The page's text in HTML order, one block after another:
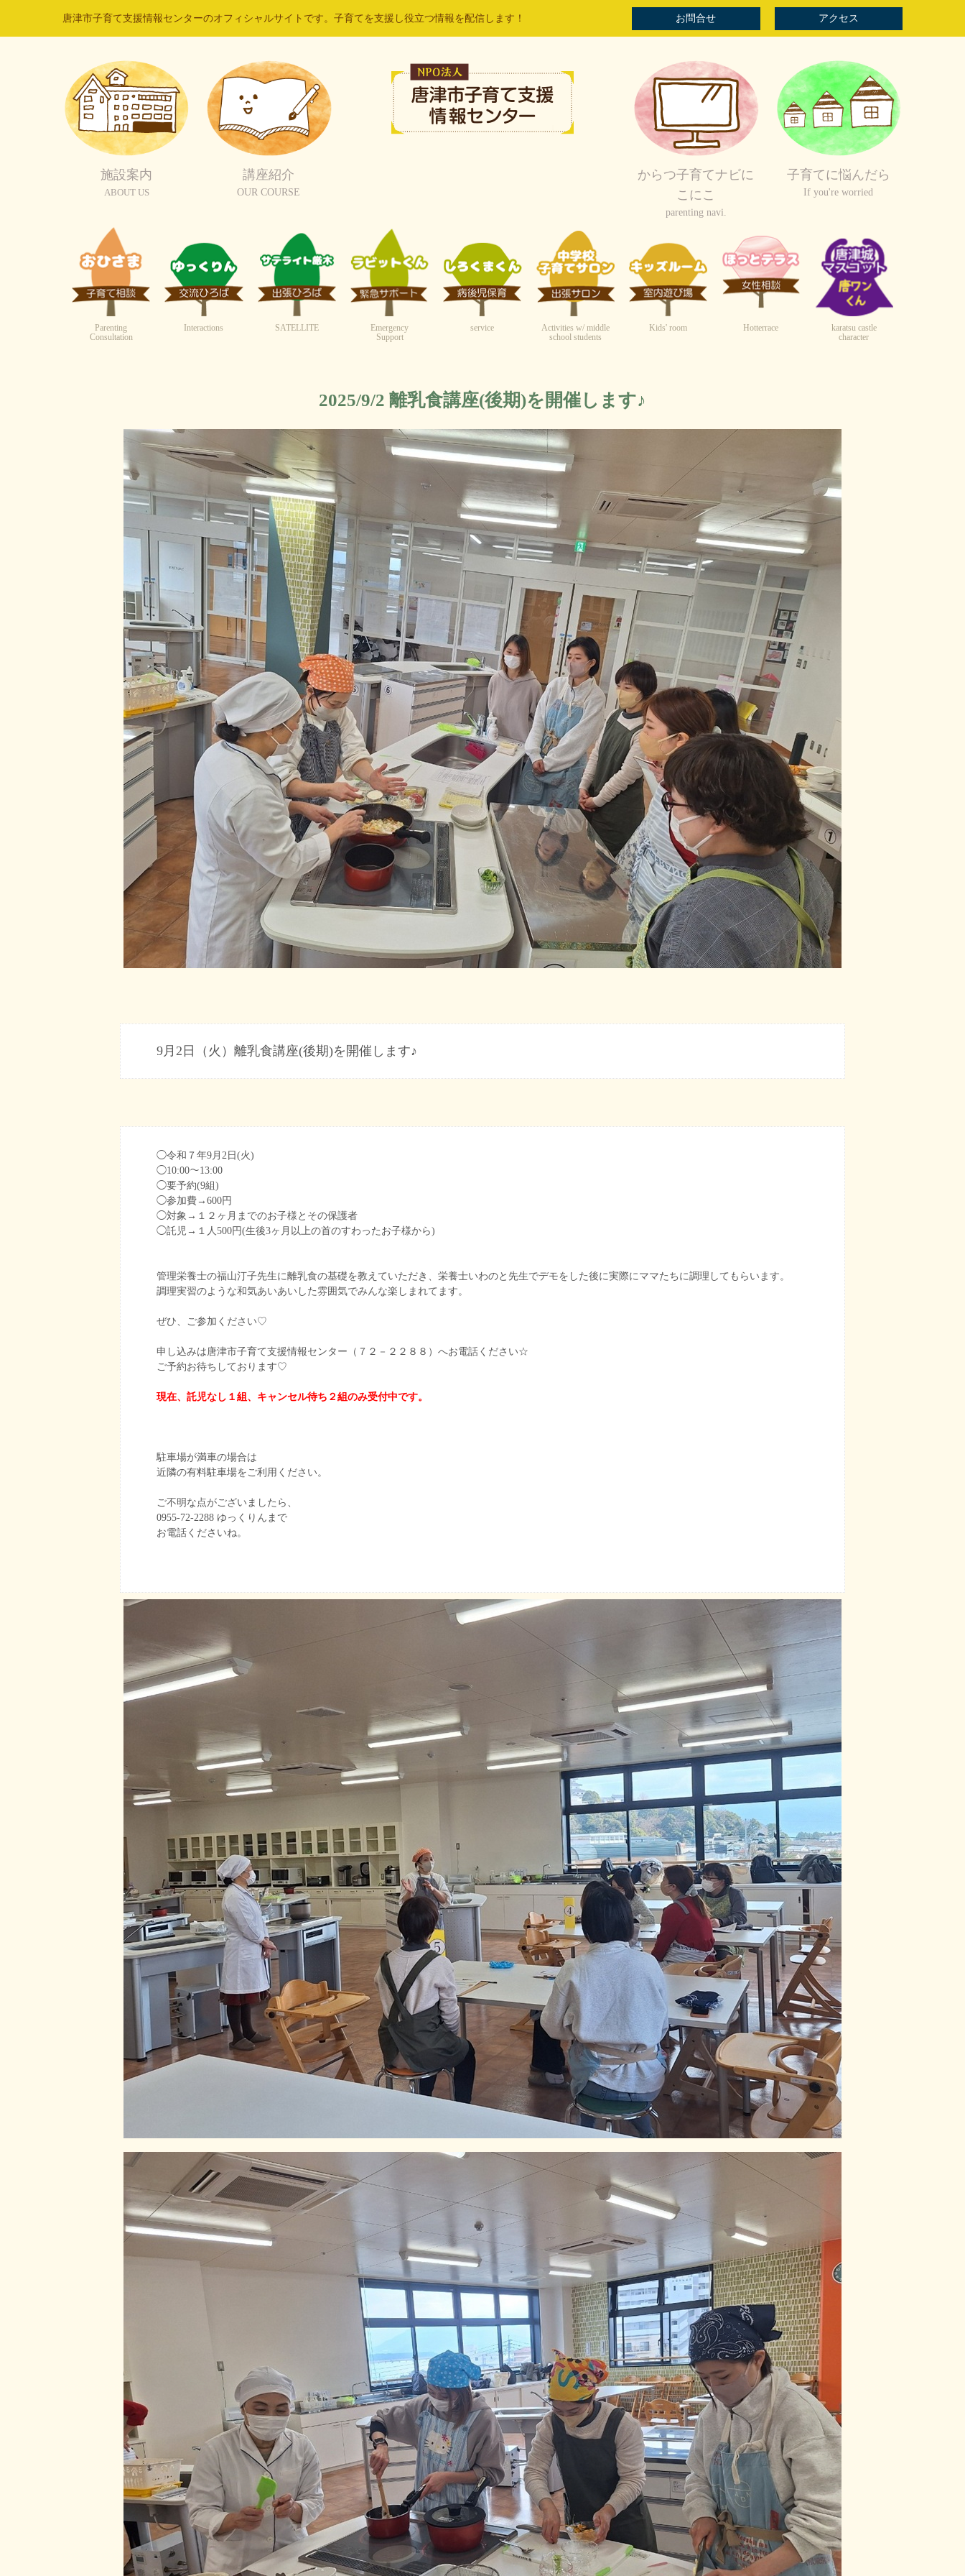
唐津市子育て支援情報センターのオフィシャルサイトです。子育てを支援し役立つ情報を配信します！ お問合せ アクセス
施設案内
ABOUT US
講座紹介
OUR COURSE
からつ子育てナビに
こにこ
parenting navi.
子育てに悩んだら
If you're worried
Parenting
Consultation
Interactions SATELLITE
Emergency
Support
service
Activities w/ middle
school students
Kids' room Hotterrace
karatsu castle
character
2025/9/2 離乳食講座(後期)を開催します♪
9月2日（火）離乳食講座(後期)を開催します♪
◯令和７年9月2日(火)
◯10:00〜13:00
◯要予約(9組)
◯参加費→600円
◯対象→１２ヶ月までのお子様とその保護者
◯託児→１人500円(生後3ヶ月以上の首のすわったお子様から)
管理栄養士の福山汀子先生に離乳食の基礎を教えていただき、栄養士いわのと先生でデモをした後に実際にママたちに調理してもらいます。
調理実習のような和気あいあいした雰囲気でみんな楽しまれてます。
ぜひ、ご参加ください♡
申し込みは唐津市子育て支援情報センター（７２－２２８８）へお電話ください☆
ご予約お待ちしております♡
現在、託児なし１組、キャンセル待ち２組のみ受付中です。
駐車場が満車の場合は
近隣の有料駐車場をご利用ください。
ご不明な点がございましたら、
0955-72-2288 ゆっくりんまで
お電話くださいね。